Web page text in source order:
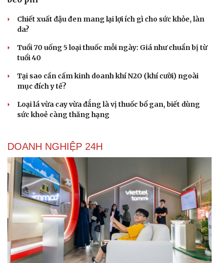
Tư vấn
Săn Tour
check-in
Câu chuyện thời sự
Cửa sổ tình yêu
Kể chuyện cho bé
Chiết xuất đậu đen mang lại lợi ích gì cho sức khỏe, làn
da?
Tuổi 70 uống 5 loại thuốc mỗi ngày: Giá như chuẩn bị từ
tuổi 40
Tại sao cần cấm kinh doanh khí N2O (khí cười) ngoài
mục đích y tế?
Loại lá vừa cay vừa đắng là vị thuốc bổ gan, biết dùng
sức khoẻ càng thăng hạng
DOANH NGHIỆP 24H